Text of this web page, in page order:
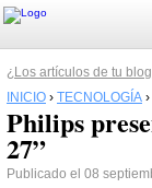
¿Los artículos de tu
INICIO › TECNOLOGÍA ›
Philips
27”
Publicado el 08